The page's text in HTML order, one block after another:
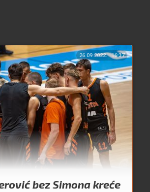
26.09.2022. 16:37
bez Simona kreće